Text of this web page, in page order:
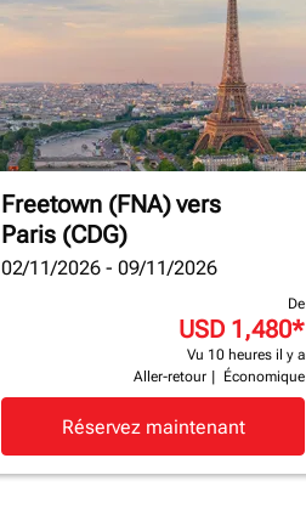
Freetown (FNA)vers
Paris (CDG)
02/11/2026 - 09/11/2026
De
USD 1,480*
Vu 10 heures il y a
Aller-retour
Économique
Réservez maintenant